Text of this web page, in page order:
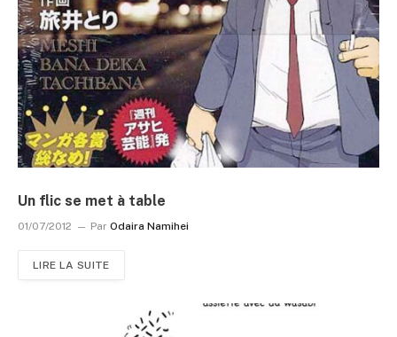
Un flic se met à table
01/07/2012 Par Odaira Namihei
LIRE LA SUITE